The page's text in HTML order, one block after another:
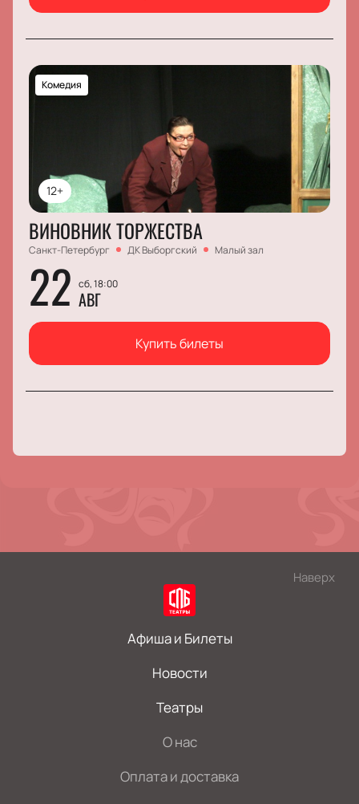
12+
Комедия
ВИНОВНИК ТОРЖЕСТВА
Санкт-Петербург ДК Выборгский Малый зал
22 сб, 18:00
АВГ
Купить билеты
Наверх
Афиша и Билеты
Новости
Театры
О нас
Оплата и доставка